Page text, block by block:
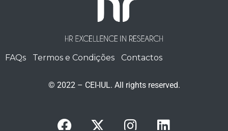
FAQs Termos e Condições Contactos
© 2022 – CEI-IUL. All rights reserved.